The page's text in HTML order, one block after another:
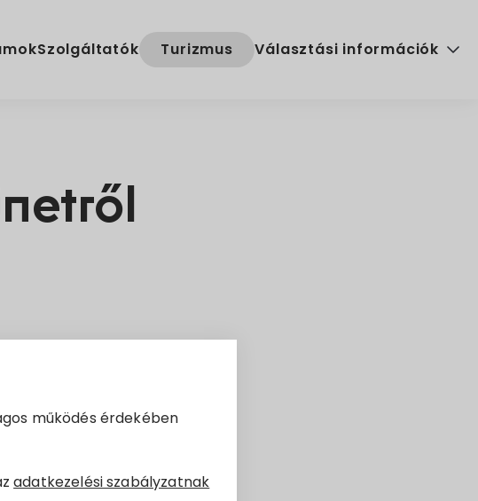
működés érdekében
adatkezelési szabályzatnak
Szolgáltatók Turizmus Választási információk